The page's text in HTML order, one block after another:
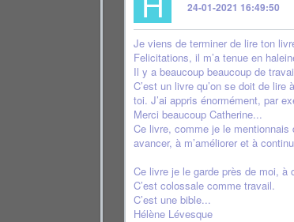
24-01-2021 16:49:50
Je viens de terminer de lire ton
Felicitations, il m’a tenue en
Il y a beaucoup beaucoup de
C’est un livre qu’on se doit de
toi. J’ai appris énormément, par
Merci beaucoup Catherine...
Ce livre, comme je le
avancer, à m’améliorer et à
Ce livre je le garde près de moi, à
C’est colossale comme travail.
C’est une bible...
Hélène Lévesque